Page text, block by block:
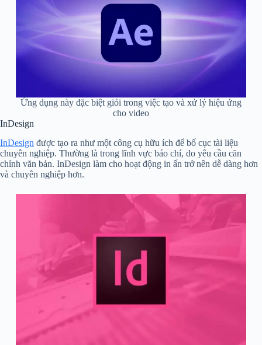
Ứng dụng này đặc biệt giỏi trong việc tạo và xử lý hiệu ứng
cho video
InDesign
InDesign được tạo ra như một công cụ hữu ích để bố cục tài liệu
chuyên nghiệp. Thường là trong lĩnh vực báo chí, do yêu cầu căn
chỉnh văn bản. InDesign làm cho hoạt động in ấn trở nên dễ dàng hơn
và chuyên nghiệp hơn.